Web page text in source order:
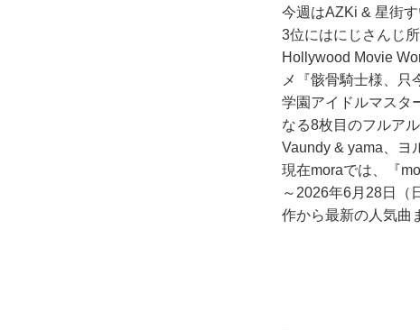
今週はAZKi & 星街
3位にはにじさんじ
Hollywood Movie
メ『骸骨騎士様、只
学園アイドルマスタ
なる8枚目のフルアル
Vaundy & yama、ヨ
現在moraでは、『
～2026年6月28日（
作から最新の人気曲